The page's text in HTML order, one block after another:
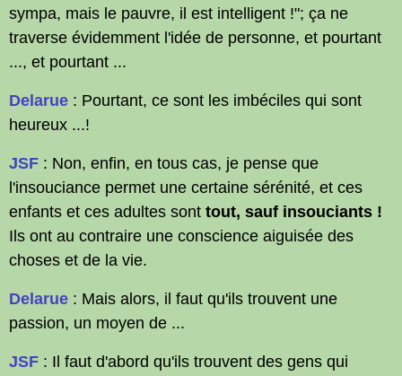
sympa, mais le pauvre, il est intelligent !"; ça ne
traverse évidemment l'idée de personne, et pourtant
..., et pourtant ...
Delarue : Pourtant, ce sont les imbéciles qui sont
heureux ...!
JSF : Non, enfin, en tous cas, je pense que
l'insouciance permet une certaine sérénité, et ces
enfants et ces adultes sont tout, sauf insouciants !
Ils ont au contraire une conscience aiguisée des
choses et de la vie.
Delarue : Mais alors, il faut qu'ils trouvent une
passion, un moyen de ...
JSF : Il faut d'abord qu'ils trouvent des gens qui